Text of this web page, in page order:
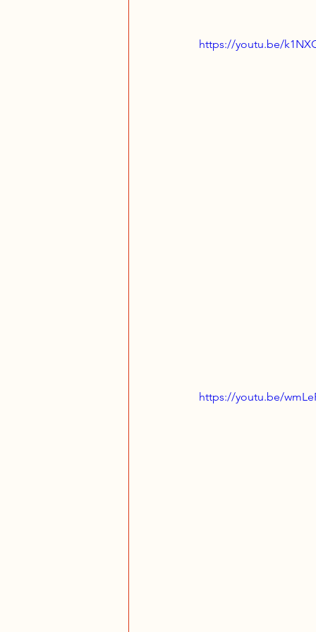
https://youtu.be/
https://youtu.be/